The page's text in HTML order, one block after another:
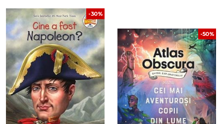
-30%
-50%